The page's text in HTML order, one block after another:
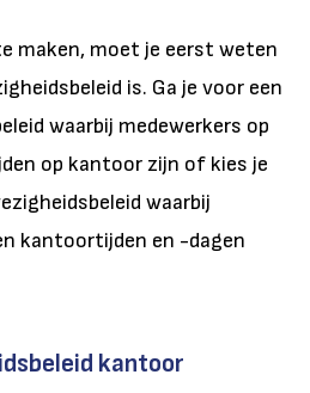
maken, moet je eerst weten
is. Ga je voor een
waarbij medewerkers op
op kantoor zijn of kies je
waarbij
kantoortijden en -dagen
kantoor